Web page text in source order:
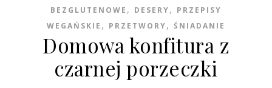
BEZGLUTENOWE , DESERY, PRZEPISY
WEGAŃSKIE , PRZETWORY, ŚNIADANIE
Domowa konfitura z
czarnej porzeczki